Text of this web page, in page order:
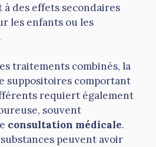
à des effets secondaires
les enfants ou les
traitements combinés, la
suppositoires comportant
requiert également
souvent
consultation médicale.
peuvent avoir